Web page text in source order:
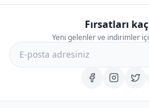
Fırsatları
Yeni gelenler ve indirimler